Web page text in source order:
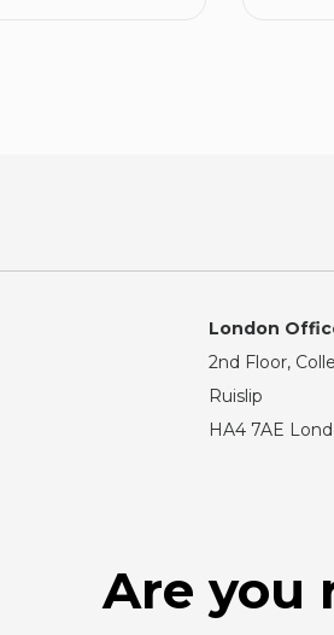
London
2nd Floor,
Ruislip
HA4 7AE
Are you